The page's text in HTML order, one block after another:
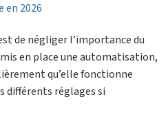
2026
de négliger l’importance du
mis en place une automatisation,
qu’elle fonctionne
différents réglages si